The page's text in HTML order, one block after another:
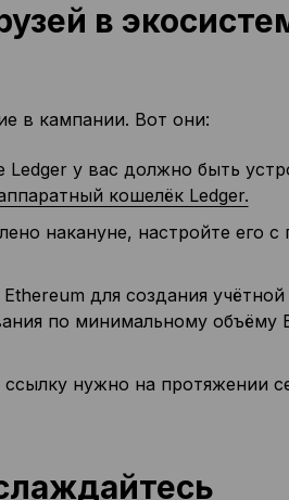
в
в кампании. Вот они:
у вас должно быть
кошелёк Ledger.
накануне, настройте его
для создания
по минимальному объёму
нужно на протяжении